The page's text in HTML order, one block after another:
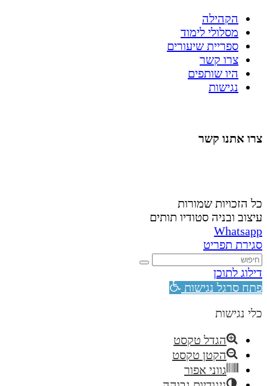
הקהילה
מסלולי לימוד
ספריית שיעורים
צרו קשר
היו שותפים
נגישות
צרו אתנו קשר
כל הזכויות שמורות
עיצוב ובניה סטודיו תותים
Whatsapp
סגירת תפריט
דילוג לתוכן
פתח סרגל נגישות
כלי נגישות
הגדל טקסט
הקטן טקסט
גווני אפור